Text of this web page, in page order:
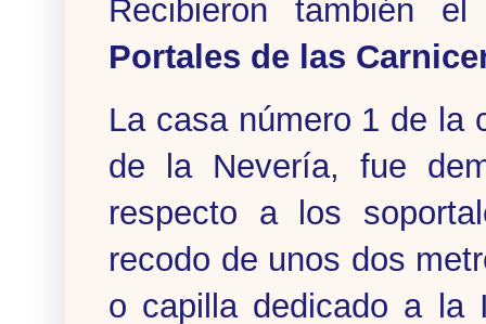
Recibieron también
Portales de las
La casa número 1 de la
de la Nevería, fue
respecto a los
recodo de unos dos
o capilla dedicado a la